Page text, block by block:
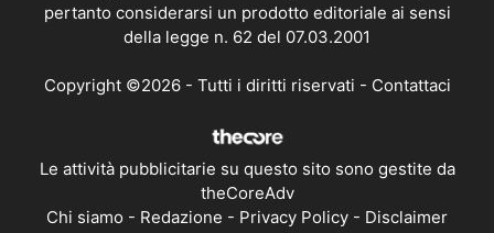
pertanto considerarsi un prodotto editoriale ai sensi
della legge n. 62 del 07.03.2001
Copyright ©2026 - Tutti i diritti riservati - Contattaci
Le attività pubblicitarie su questo sito sono gestite da
theCoreAdv
Chi siamo - Redazione - Privacy Policy - Disclaimer